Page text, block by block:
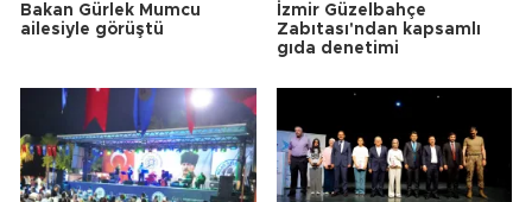
Bakan Gürlek Mumcu
ailesiyle görüştü
İzmir Güzelbahçe
Zabıtası'ndan kapsamlı
gıda denetimi